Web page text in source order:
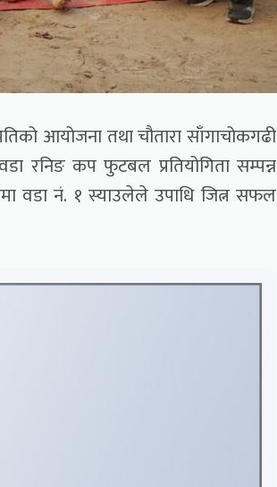
आयोजना तथा चौतारा साँगाचोकगढी
रनिङ कप फुटबल प्रतियोगिता सम्पन्न
वडा नं. १ स्याउलेले उपाधि जित्न सफल